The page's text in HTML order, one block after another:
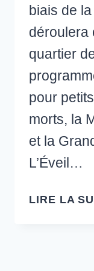
biais de
déroulera
quartier
pour
morts, la
et la
L’Éveil…
LIRE LA